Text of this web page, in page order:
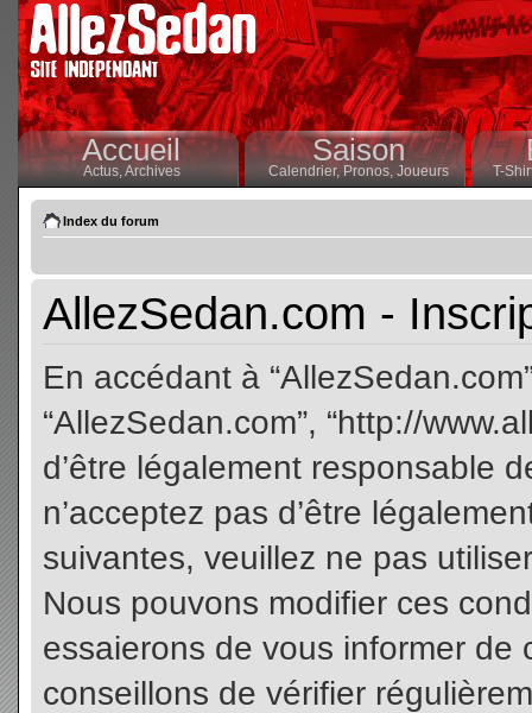
Accueil
Actus,Archives
Saison
Calendrier,Pronos, Joueurs T-
Index du forum
AllezSedan.com -
En accédant à
“AllezSedan.com”, “http://
d’être légalement responsable
n’acceptez pas d’être
suivantes, veuillez ne pas
Nous pouvons modifier ces
essaierons de vous informer
conseillons de vérifier